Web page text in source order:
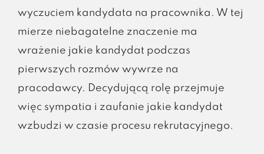
wyczuciem kandydata na pracownika. W tej
mierze niebagatelne znaczenie ma
wrażenie jakie kandydat podczas
pierwszych rozmów wywrze na
pracodawcy. Decydującą rolę przejmuje
więc sympatia i zaufanie jakie kandydat
wzbudzi w czasie procesu rekrutacyjnego.